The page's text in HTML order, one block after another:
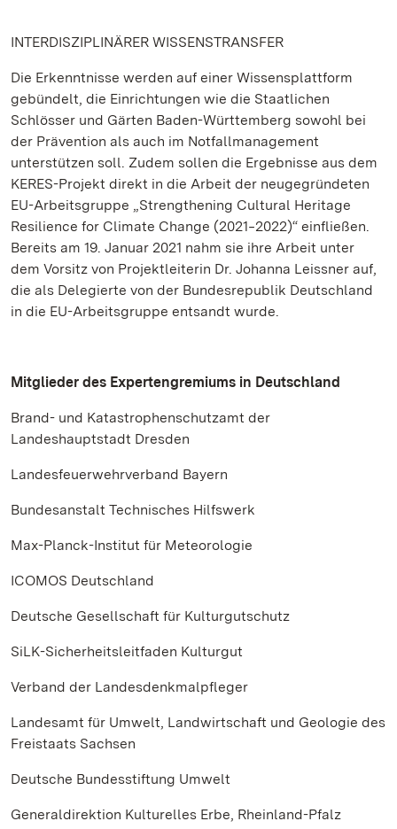
INTERDISZIPLINÄRER WISSENSTRANSFER
Die Erkenntnisse werden auf einer Wissensplattform
gebündelt, die Einrichtungen wie die Staatlichen
Schlösser und Gärten Baden-Württemberg sowohl bei
der Prävention als auch im Notfallmanagement
unterstützen soll. Zudem sollen die Ergebnisse aus dem
KERES-Projekt direkt in die Arbeit der neugegründeten
EU-Arbeitsgruppe „Strengthening Cultural Heritage
Resilience for Climate Change (2021‒2022)“ einfließen.
Bereits am 19. Januar 2021 nahm sie ihre Arbeit unter
dem Vorsitz von Projektleiterin Dr. Johanna Leissner auf,
die als Delegierte von der Bundesrepublik Deutschland
in die EU-Arbeitsgruppe entsandt wurde.
Mitglieder des Expertengremiums in Deutschland
Brand- und Katastrophenschutzamt der
Landeshauptstadt Dresden
Landesfeuerwehrverband Bayern
Bundesanstalt Technisches Hilfswerk
Max-Planck-Institut für Meteorologie
ICOMOS Deutschland
Deutsche Gesellschaft für Kulturgutschutz
SiLK-Sicherheitsleitfaden Kulturgut
Verband der Landesdenkmalpfleger
Landesamt für Umwelt, Landwirtschaft und Geologie des
Freistaats Sachsen
Deutsche Bundesstiftung Umwelt
Generaldirektion Kulturelles Erbe, Rheinland-Pfalz